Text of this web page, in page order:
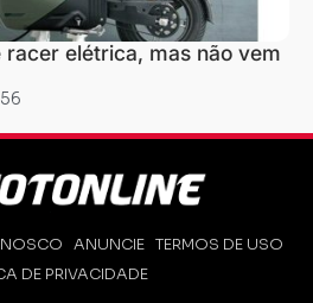
elétrica, mas não vem
ANUNCIE TERMOS DE USO
DE PRIVACIDADE